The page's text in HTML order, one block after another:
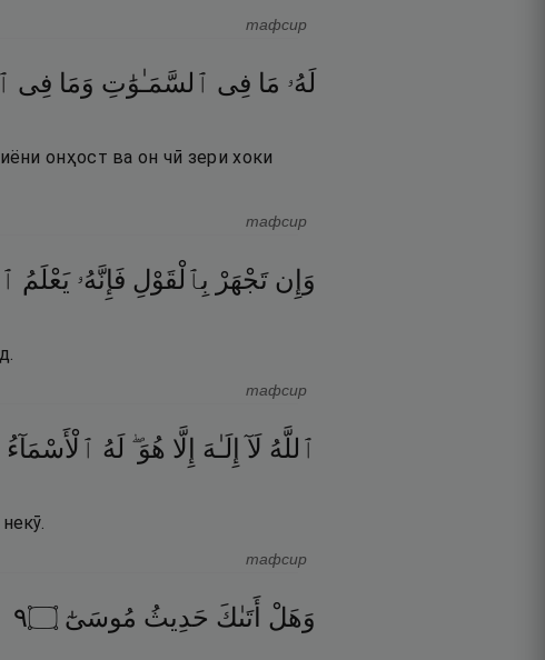
тафсир
لَهُۥ مَا فِى ٱلسَّمَـٰوَٰتِ وَمَا فِى
онҳост ва он чӣ зери хоки
тафсир
وَإِن تَجْهَرْ بِٱلْقَوْلِ فَإِنَّهُۥ يَعْلَمُ
тафсир
ٱللَّهُ لَآ إِلَـٰهَ إِلَّا هُوَ ۖ لَهُ ٱلْأَسْمَآءُ
тафсир
وَهَلْ أَتَىٰكَ حَدِيثُ مُوسَىٰٓ ۝٩